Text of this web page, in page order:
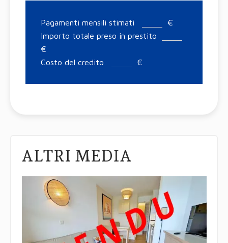
Pagamenti mensili stimati
€
Importo totale preso in prestito
€
Costo del credito
€
ALTRI MEDIA